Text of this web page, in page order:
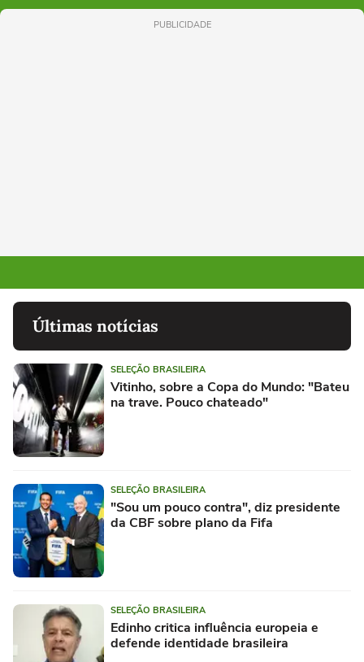
PUBLICIDADE
Últimas notícias
SELEÇÃO BRASILEIRA
Vitinho, sobre a Copa do Mundo: "Bateu
na trave. Pouco chateado"
SELEÇÃO BRASILEIRA
"Sou um pouco contra", diz presidente
da CBF sobre plano da Fifa
SELEÇÃO BRASILEIRA
Edinho critica influência europeia e
defende identidade brasileira